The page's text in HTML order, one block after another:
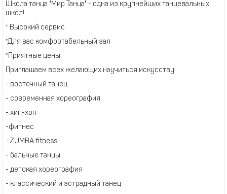
Школа танца "Мир Танца" - одна из крупнейших танцевальных
школ!
* Высокий сервис
*Для вас комфортабельный зал
*Приятные цены
Приглашаем всех желающих научиться искусству:
- восточный танец
- современная хореография
- хип-хоп
-фитнес
- ZUMBA fitness
- бальные танцы
- детская хореография
- классический и эстрадный танец